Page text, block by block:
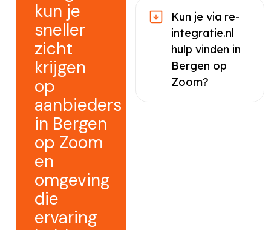
kun je
sneller
zicht
krijgen
op
aanbieders
in Bergen
op Zoom
en
omgeving
die
ervaring
Kun je via re-
integratie.nl
hulp vinden in
Bergen op
Zoom?